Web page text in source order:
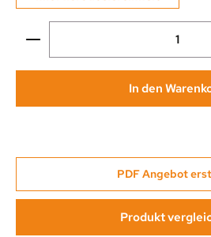
Produkt Anzahl: Gib den
In den
PDF Angebot
Produkt